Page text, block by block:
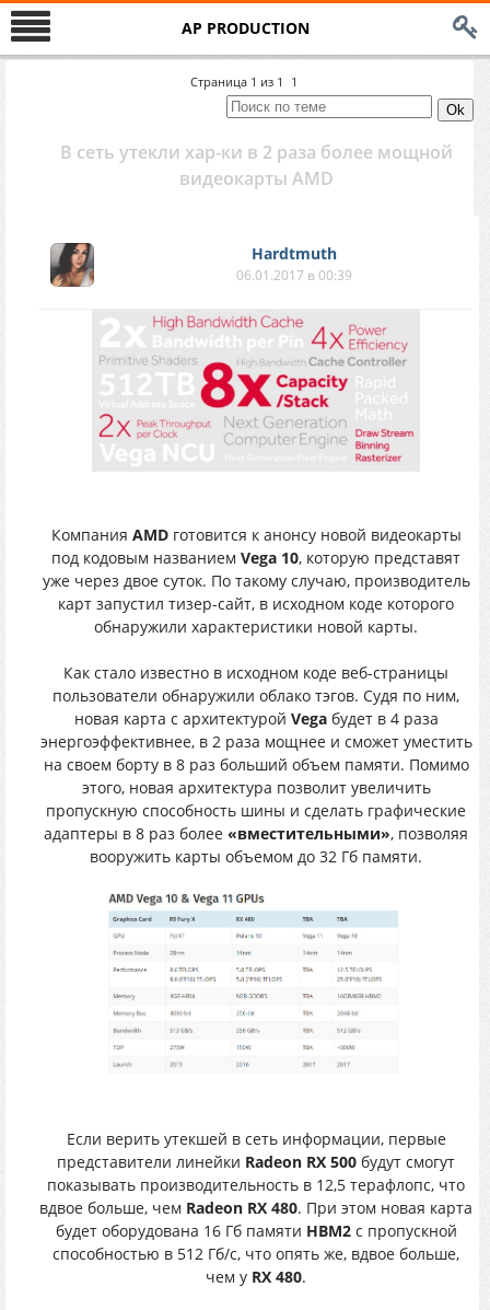
AP PRODUCTION
Страница 1 из 1 1
В сеть утекли хар-ки в 2 раза более мощной
видеокарты AMD
Hardtmuth
06.01.2017 в 00:39
Компания AMDготовится к анонсу новой видеокарты
под кодовым названием Vega 10, которую представят
уже через двое суток. По такому случаю, производитель
карт запустил тизер-сайт, в исходном коде которого
обнаружили характеристики новой карты.
Как стало известно в исходном коде веб-страницы
пользователи обнаружили облако тэгов. Судя по ним,
новая карта с архитектурой Vegaбудет в 4 раза
энергоэффективнее, в 2 раза мощнее и сможет уместить
на своем борту в 8 раз больший объем памяти. Помимо
этого, новая архитектура позволит увеличить
пропускную способность шины и сделать графические
адаптеры в 8 раз более «вместительными», позволяя
вооружить карты объемом до 32 Гб памяти.
Если верить утекшей в сеть информации, первые
представители линейки Radeon RX 500 будут смогут
показывать производительность в 12,5 терафлопс, что
вдвое больше, чем Radeon RX 480. При этом новая карта
будет оборудована 16 Гб памяти HBM2с пропускной
способностью в 512 Гб/с, что опять же, вдвое больше,
чем у RX 480.